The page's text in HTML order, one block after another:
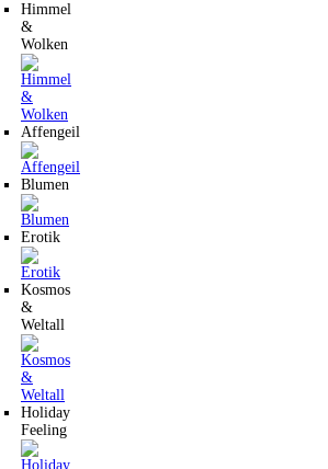
Himmel
&
Wolken
Affengeil
Blumen
Erotik
Kosmos
&
Weltall
Holiday
Feeling